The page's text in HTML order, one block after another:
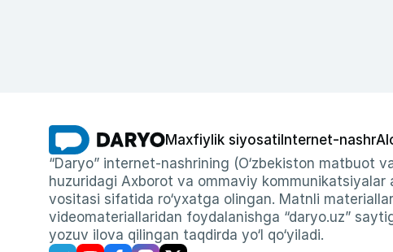
Maxfiylik siyosati Internet-nashr
“Daryo” internet-nashrining (O‘zbekiston matbuot
huzuridagi Axborot va ommaviy
vositasi sifatida ro‘yxatga olingan. Matnli
videomateriallaridan foydalanishga “daryo.uz”
yozuv ilova qilingan taqdirda yo‘l qo‘yiladi.